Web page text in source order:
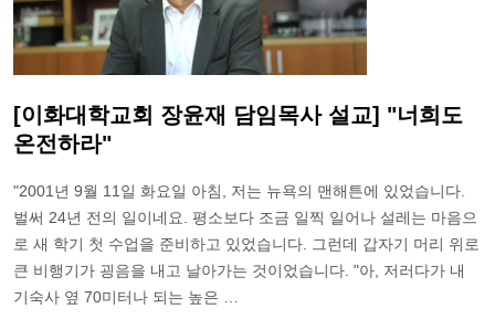
[이화대학교회 장윤재 담임목사 설교] "너희도
온전하라"
"2001년 9월 11일 화요일 아침, 저는 뉴욕의 맨해튼에 있었습니다.
벌써 24년 전의 일이네요. 평소보다 조금 일찍 일어나 설레는 마음으
로 새 학기 첫 수업을 준비하고 있었습니다. 그런데 갑자기 머리 위로
큰 비행기가 굉음을 내고 날아가는 것이었습니다. "아, 저러다가 내
기숙사 옆 70미터나 되는 높은 …